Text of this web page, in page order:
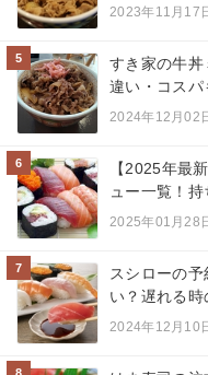
2023年11月17
5
すき家の牛
違い・コスパ
2024年12月02
6
【2025年最
ュー一覧！
2025年01月28
7
スシローの
い？遅れる時
2024年12月10
8